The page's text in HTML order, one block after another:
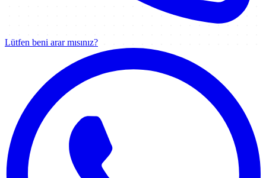
Lütfen beni arar mısınız?